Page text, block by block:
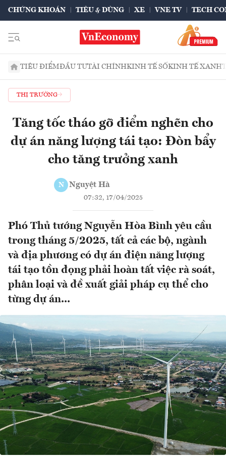
CHỨNG KHOÁN TIÊU & DÙNG XE VNE TV TECH
TIÊU ĐIỂMĐẦU TƯTÀI CHÍNHKINH TẾ SỐKINH TẾ XANH
THỊ TRƯỜNG
Tăng tốc tháo gỡ điểm nghẽn cho
dự án năng lượng tái tạo: Đòn bẩy
cho tăng trưởng xanh
N Nguyệt Hà
07:32, 17/04/2025
Phó Thủ tướng Nguyễn Hòa Bình yêu cầu
trong tháng 5/2025, tất cả các bộ, ngành
và địa phương có dự án điện năng lượng
tái tạo tồn đọng phải hoàn tất việc rà soát,
phân loại và đề xuất giải pháp cụ thể cho
từng dự án...